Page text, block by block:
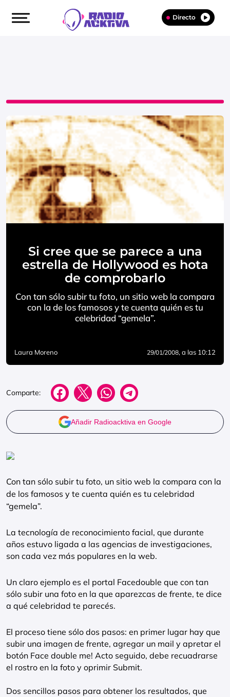
Directo
Si cree que se parece a una
estrella de Hollywood es hota
de comprobarlo
Con tan sólo subir tu foto, un sitio web la compara
con la de los famosos y te cuenta quién es tu
celebridad “gemela”.
Laura Moreno 29/01/2008, a las 10:12
Comparte:
Añadir Radioacktiva en Google
Con tan sólo subir tu foto, un sitio web la compara con la
de los famosos y te cuenta quién es tu celebridad
“gemela”.
La tecnología de reconocimiento facial, que durante
años estuvo ligada a las agencias de investigaciones,
son cada vez más populares en la web.
Un claro ejemplo es el portal Facedouble que con tan
sólo subir una foto en la que aparezcas de frente, te dice
a qué celebridad te parecés.
El proceso tiene sólo dos pasos: en primer lugar hay que
subir una imagen de frente, agregar un mail y apretar el
botón Face double me! Acto seguido, debe recuadrarse
el rostro en la foto y oprimir Submit.
Dos sencillos pasos para obtener los resultados, que